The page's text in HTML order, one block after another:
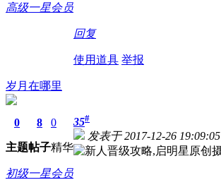
高级一星会员
回复
使用道具 举报
岁月在哪里
0
主题
8
帖子
0
精华
初级一星会员
35#
发表于 2017-12-26 19:09:05